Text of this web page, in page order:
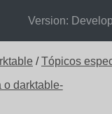
Version:
/Tópicos
o darktable-